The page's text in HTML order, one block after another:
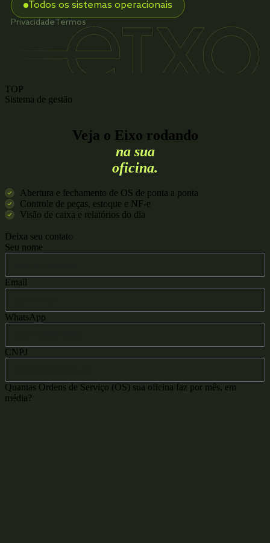
Todos os sistemas operacionais
Privacidade Termos
TOP
Sistema de gestão
Veja o Eixo rodando
na sua
oficina.
Abertura e fechamento de OS de ponta a ponta
Controle de peças, estoque e NF-e
Visão de caixa e relatórios do dia
Deixa seu contato
Seu nome
Email
WhatsApp
CNPJ
Quantas Ordens de Serviço (OS) sua oficina faz por mês, em
média?